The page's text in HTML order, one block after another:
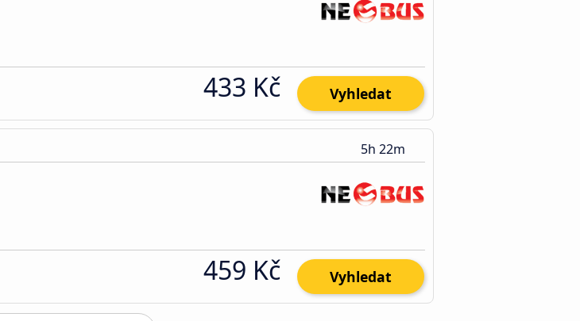
433 Kč Vyhledat
5h 22m
459 Kč Vyhledat